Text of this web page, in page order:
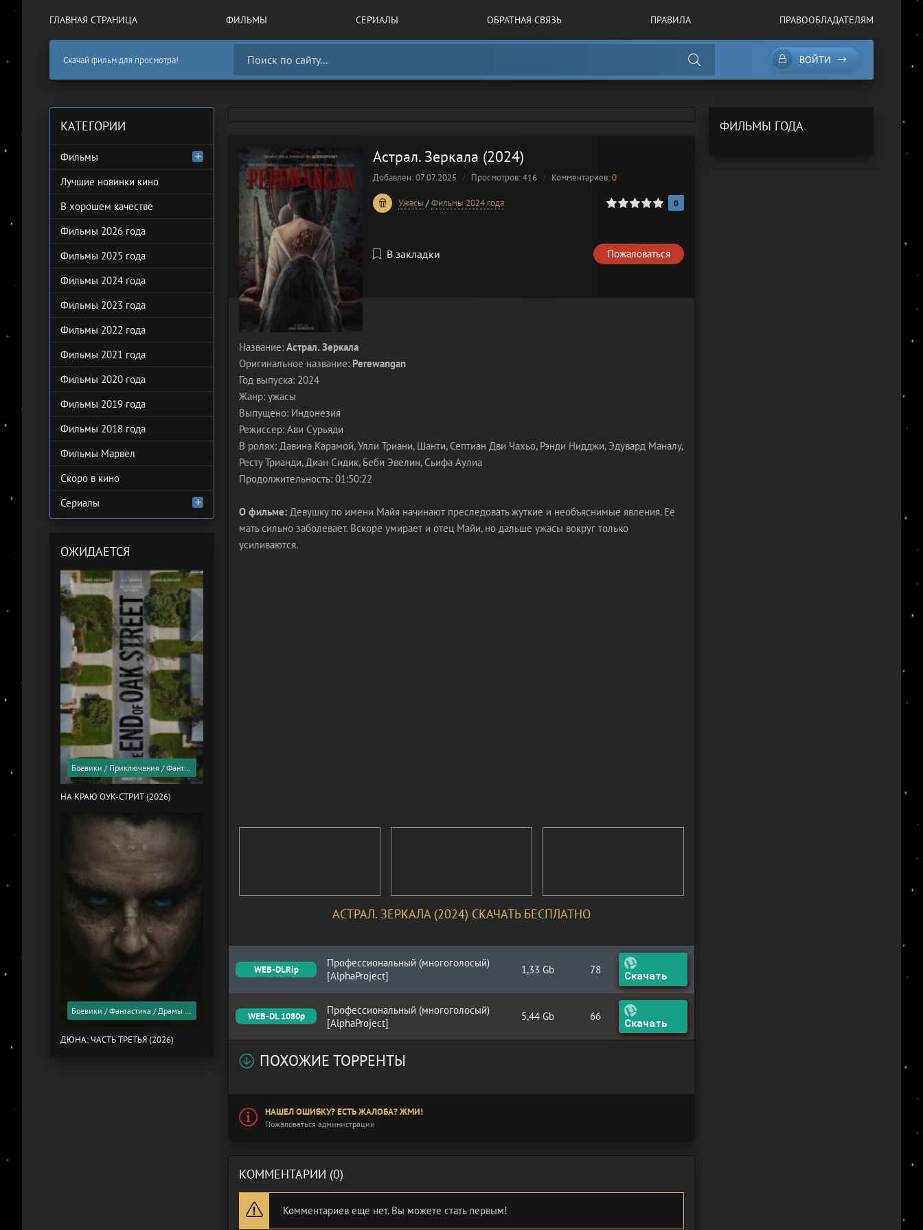
ГЛАВНАЯ СТРАНИЦА ФИЛЬМЫ СЕРИАЛЫ ОБРАТНАЯ СВЯЗЬ ПРАВИЛА ПРАВООБЛАДАТЕЛЯМ
Скачай фильм для просмотра! ВОЙТИ
Астрал. Зеркала (2024)
Добавлен: 07.07.2025 Просмотров: 416 Комментариев:0
Ужасы /Фильмы 2024 года
0 0
В закладки Пожаловаться
Название: Астрал. Зеркала
Оригинальное название: Perewangan
Год выпуска: 2024
Жанр: ужасы
Выпущено: Индонезия
Режиссер: Ави Сурьяди
В ролях: Давина Карамой, Улли Триани, Шанти, Септиан Дви Чахьо, Рэнди Нидджи, Эдувард Маналу,
Ресту Трианди, Диан Сидик, Беби Эвелин, Сьифа Аулиа
Продолжительность: 01:50:22
О фильме: Девушку по имени Майя начинают преследовать жуткие и необъяснимые явления. Её
мать сильно заболевает. Вскоре умирает и отец Майи, но дальше ужасы вокруг только
усиливаются.
АСТРАЛ. ЗЕРКАЛА (2024) СКАЧАТЬ БЕСПЛАТНО
WEB-DLRip
Профессиональный (многоголосый)
[AlphaProject]
1,33 Gb 78 Скачать
WEB-DL 1080p
Профессиональный (многоголосый)
[AlphaProject]
5,44 Gb 66 Скачать
ПОХОЖИЕ ТОРРЕНТЫ
НАШЕЛ ОШИБКУ? ЕСТЬ ЖАЛОБА? ЖМИ!
Пожаловаться администрации
КОММЕНТАРИИ (0)
Комментариев еще нет. Вы можете стать первым!
КАТЕГОРИИ
Фильмы
Лучшие новинки кино
В хорошем качестве
Фильмы 2026 года
Фильмы 2025 года
Фильмы 2024 года
Фильмы 2023 года
Фильмы 2022 года
Фильмы 2021 года
Фильмы 2020 года
Фильмы 2019 года
Фильмы 2018 года
Фильмы Марвел
Скоро в кино
Сериалы
ОЖИДАЕТСЯ
Боевики / Приключения / Фантастика / Фильмы 2026 года / Скоро в кино
НА КРАЮ ОУК-СТРИТ (2026)
Боевики / Фантастика / Драмы / Фильмы 2026 года / Скоро в кино
ДЮНА: ЧАСТЬ ТРЕТЬЯ (2026)
ФИЛЬМЫ ГОДА